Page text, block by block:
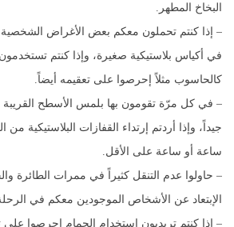
البخاخ المطهر.
– إذا كنتم تحملون معكم بعض الأغراض
في أكياس بلاستيكية صغيرة، وإذا كنتم تستخدمون
كالحاسوب مثلاً إحرصوا على تعقيمه أيضاً.
– في كل مرّة تقومون بها بلمس الأسطح القريبة
جيداً، وإذا أردتم إرتداء القفازات البلاستيكية
ساعة أو ساعة على الأقل.
– حاولوا عدم التنقل كثيراً في ممرات الطائرة
الإبتعاد عن الأشخاص الموجودين معكم في
– إذا كنتم تريديون إستخدام الحمام إحرصوا